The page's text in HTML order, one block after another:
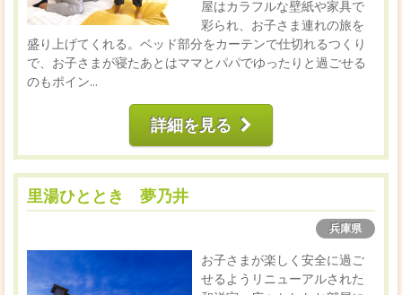
屋はカラフルな壁紙や家具で
彩られ、お子さま連れの旅を
盛り上げてくれる。ベッド部分をカーテンで仕切れるつくり
で、お子さまが寝たあとはママとパパでゆったりと過ごせる
のもポイン...
詳細を見る
里湯ひととき 夢乃井
兵庫県
お子さまが楽しく安全に過ご
せるようリニューアルされた